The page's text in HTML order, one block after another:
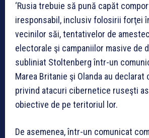
‘Rusia trebuie să pună capăt
iresponsabil, inclusiv folosirii forţei
vecinilor săi, tentativelor de
electorale şi campaniilor masive de
subliniat Stoltenberg într-un
Marea Britanie şi Olanda au declarat
privind atacuri cibernetice ruseşti
obiective de pe teritoriul lor.
De asemenea, într-un comunicat